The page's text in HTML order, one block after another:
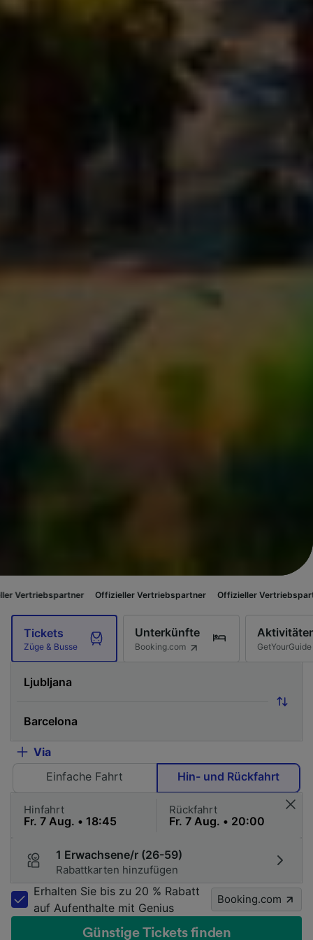
Offizieller Vertriebspartner Offizieller Vertriebspartner
Tickets
Züge & Busse
Unterkünfte
Booking.com GetYourGuide
Via
Einfache Fahrt
Hin- und Rückfahrt
Hinfahrt Rückfahrt
1 Erwachsene/r (26-59)
Rabattkarten hinzufügen
Erhalten Sie bis zu 20 % Rabatt
auf Aufenthalte mit Genius
Booking.com
Günstige Tickets finden